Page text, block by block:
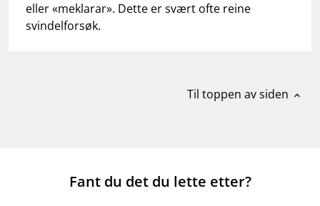
eller «meklarar». Dette er svært ofte reine
svindelforsøk.
Til toppen av siden expand_less
Fant du det du lette etter?